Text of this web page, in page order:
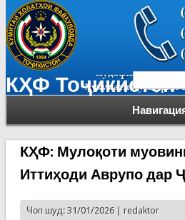
КҲФ Тоҷикистон
КҲФ: Мулоқоти
Иттиҳоди Аврупо дар
Чоп шуд: 31/01/2026 | redaktor